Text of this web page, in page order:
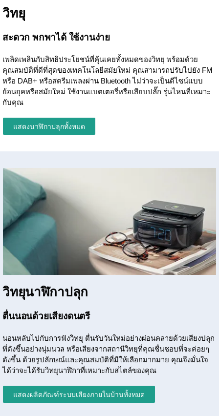
วิทยุ
สะดวก พกพาได้ ใช้งานง่าย
เพลิดเพลินกับสิทธิประโยชน์ที่คุ้นเคยทั้งหมดของวิทยุ พร้อมด้วย
คุณสมบัติที่ดีที่สุดของเทคโนโลยีสมัยใหม่ คุณสามารถปรับไปยัง FM
หรือ DAB+ หรือสตรีมเพลงผ่าน Bluetooth ไม่ว่าจะเป็นดีไซน์แบบ
ย้อนยุคหรือสมัยใหม่ ใช้งานแบตเตอรี่หรือเสียบปลั๊ก รุ่นไหนที่เหมาะ
กับคุณ
แสดงนาฬิกาปลุกทั้งหมด
วิทยุนาฬิกาปลุก
ตื่นนอนด้วยเสียงดนตรี
นอนหลับไปกับการฟังวิทยุ ตื่นรับวันใหม่อย่างผ่อนคลายด้วยเสียงปลุก
ที่ดังขึ้นอย่างนุ่มนวล หรือเสียงจากสถานีวิทยุที่คุณชื่นชอบที่จะค่อยๆ
ดังขึ้น ด้วยรูปลักษณ์และคุณสมบัติที่มีให้เลือกมากมาย คุณจึงมั่นใจ
ได้ว่าจะได้รับวิทยุนาฬิกาที่เหมาะกับสไตล์ของคุณ
แสดงผลิตภัณฑ์ระบบเสียงภายในบ้านทั้งหมด